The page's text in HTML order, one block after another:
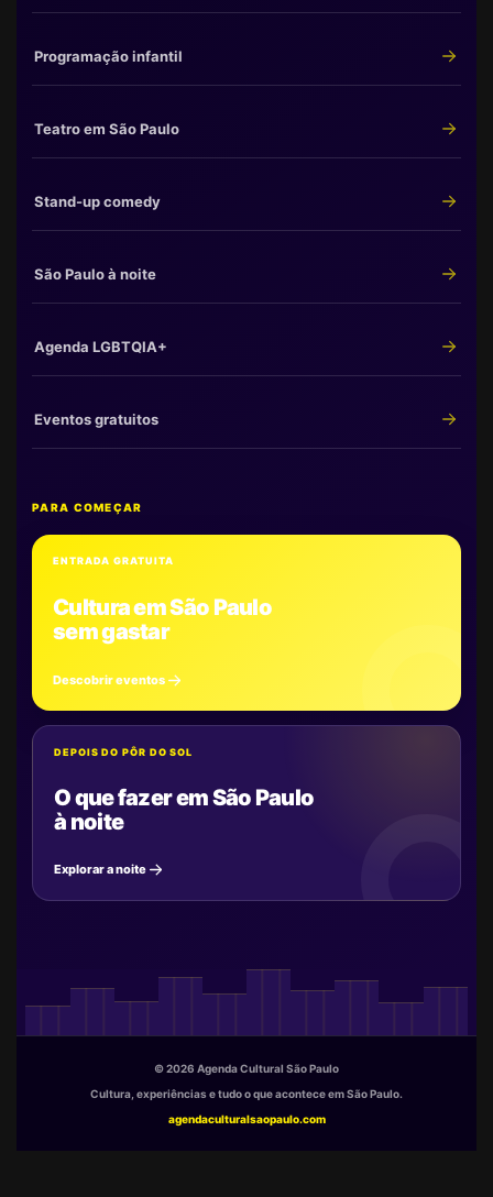
Programação infantil
Teatro em São Paulo
Stand-up comedy
São Paulo à noite
Agenda LGBTQIA+
Eventos gratuitos
PARA COMEÇAR
ENTRADA GRATUITA
Cultura em São Paulo
sem gastar
Descobrir eventos
DEPOIS DO PÔR DO SOL
O que fazer em São Paulo
à noite
Explorar a noite
© 2026 Agenda Cultural São Paulo
Cultura, experiências e tudo o que acontece em São Paulo.
agendaculturalsaopaulo.com